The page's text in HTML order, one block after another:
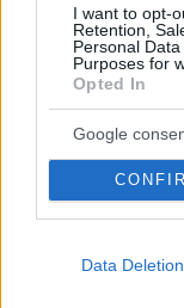
I want to opt-
Retention,
Personal
Purposes for
Opted In
Google
Data Deletion